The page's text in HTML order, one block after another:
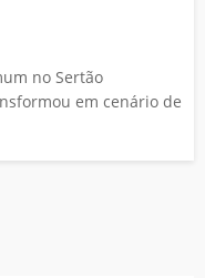
no Sertão
em cenário de